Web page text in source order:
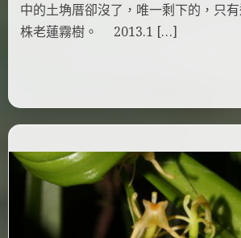
中的土埆厝卻沒了，唯一剩下的，只
株老蓮霧樹。 2013.1 […]